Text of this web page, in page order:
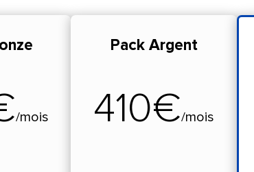
/mois
Pack Argent
410€/mois